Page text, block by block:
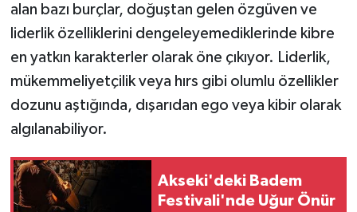
alan bazı burçlar, doğuştan gelen özgüven ve
liderlik özelliklerini dengeleyemediklerinde kibre
en yatkın karakterler olarak öne çıkıyor. Liderlik,
mükemmeliyetçilik veya hırs gibi olumlu özellikler
dozunu aştığında, dışarıdan ego veya kibir olarak
algılanabiliyor.
Akseki'deki Badem
Festivali'nde Uğur Önür